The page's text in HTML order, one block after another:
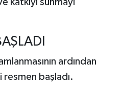
ardından
resmen başladı.